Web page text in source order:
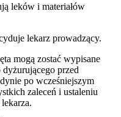
leków i materiałów
lekarz prowadzący.
mogą zostać wypisane
przed
po wcześniejszym
zaleceń i ustaleniu